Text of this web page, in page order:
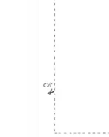
أو ملاحظة